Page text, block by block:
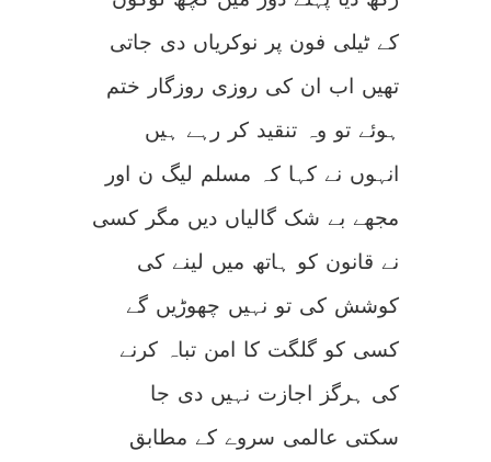
کے ٹیلی فون پر نوکریاں دی جاتی
تھیں اب ان کی روزی روزگار ختم
ہوئے تو وہ تنقید کر رہے ہیں
انہوں نے کہا کہ مسلم لیگ ن اور
مجھے بے شک گالیاں دیں مگر کسی
نے قانون کو ہاتھ میں لینے کی
کوشش کی تو نہیں چھوڑیں گے
کسی کو گلگت کا امن تباہ کرنے
کی ہرگز اجازت نہیں دی جا
سکتی عالمی سروے کے مطابق